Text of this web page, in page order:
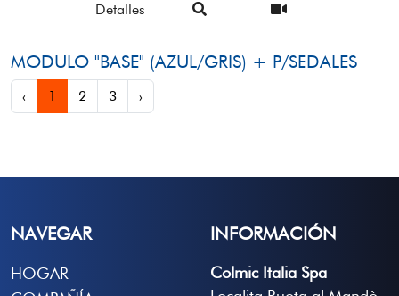
Detalles
MODULO "BASE" (AZUL/GRIS) + P/SEDALES
‹ 1 2 3 ›
NAVEGAR
HOGAR
INFORMACIÓN
Colmic Italia Spa